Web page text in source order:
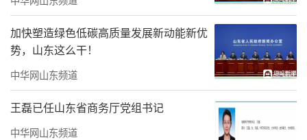
建筑，自明万历三十九年奠基营建以来，历经4
00余年，与通州燃灯塔、扬州文峰塔、杭州六
和塔并称为“运河四大名塔”，是全国重点文
物保护单位。
加快塑造绿色低碳高质量发展新动能新优
势，山东这么干！
中华网山东频道
王磊已任山东省商务厅党组书记
中华网山东频道